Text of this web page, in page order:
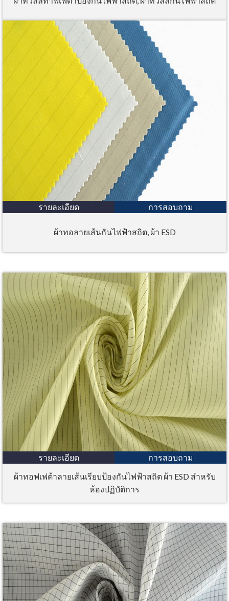
รายละเอียด การสอบถาม
ผ้าทอลายเส้นกันไฟฟ้าสถิต, ผ้า ESD
รายละเอียด
การสอบถาม
ผ้าทอฟเฟต้าลายเส้นเรียบป้องกันไฟฟ้าสถิต ผ้า ESD สำหรับ
ห้องปฏิบัติการ